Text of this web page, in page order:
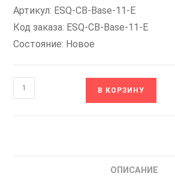
Артикул: ESQ-CB-Base-11-E
Код заказа: ESQ-CB-Base-11-E
Состояние: Новое
Количество
товара
В КОРЗИНУ
ОПИСАНИЕ